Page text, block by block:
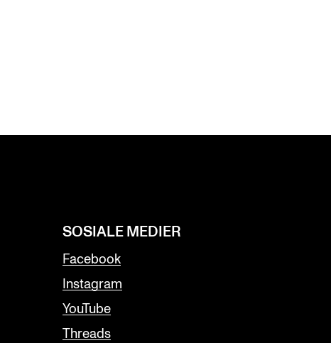
SOSIALE MEDIER
Facebook
Instagram
YouTube
Threads